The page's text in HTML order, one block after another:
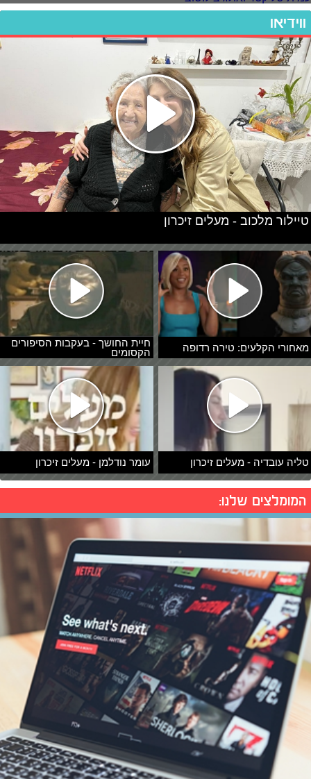
ווידיאו
מאחורי הקלעים: טירה רדופה
חיית החושך - בעקבות הסיפורים
הקסומים
טליה עובדיה - מעלים זיכרון עומר נודלמן - מעלים זיכרון
טיילור מלכוב - מעלים זיכרון
המומלצים שלנו: